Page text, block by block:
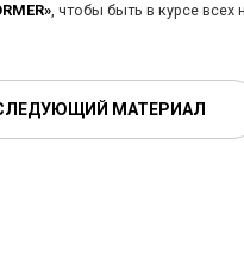
, чтобы быть в курсе всех
МАТЕРИАЛ